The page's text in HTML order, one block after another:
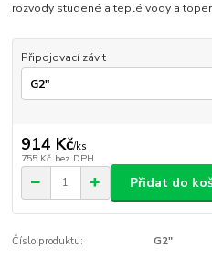
rozvody studené a teplé vody a
Připojovací závit
914 Kč/ks
755 Kč bez DPH
Přidat do
Číslo produktu: G2"